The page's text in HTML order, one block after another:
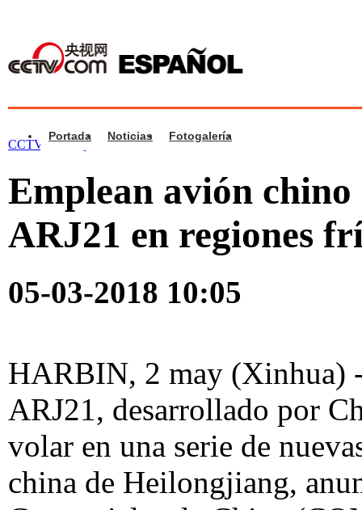
Portada Noticias Fotogalería
CCTV.com Español > Noticias >China
Emplean avión
ARJ21 en regiones
05-03-2018 10:05
HARBIN, 2 may (Xinhua)
ARJ21, desarrollado por
volar en una serie de
china de Heilongjiang,